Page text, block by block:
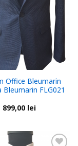
Office Bleumarin
Bleumarin FLG021
899,00 lei